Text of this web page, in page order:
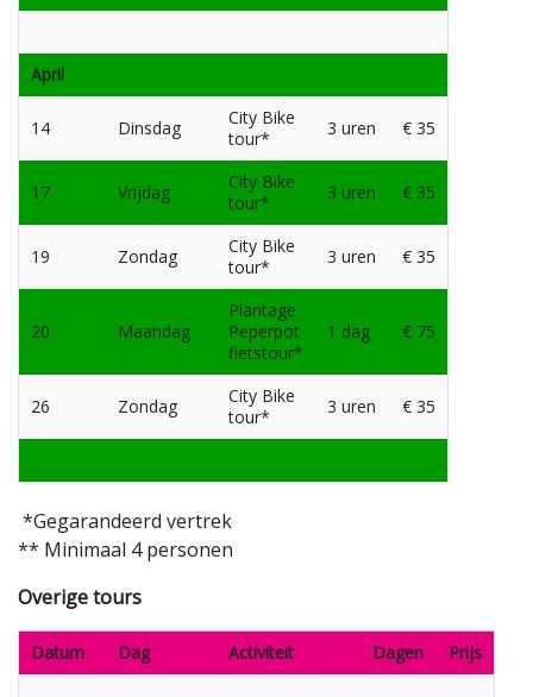
April
14 Dinsdag
City Bike
tour*
3 uren € 35
17 Vrijdag
City Bike
tour*
3 uren € 35
19 Zondag
City Bike
tour*
3 uren € 35
20 Maandag
Plantage
Peperpot
fietstour*
1 dag € 75
26 Zondag
City Bike
tour*
3 uren € 35
*Gegarandeerd vertrek
** Minimaal 4 personen
Overige tours
Datum Dag Activiteit Dagen Prijs